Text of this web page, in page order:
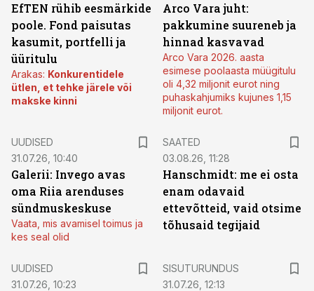
EfTEN rühib eesmärkide
poole. Fond paisutas
kasumit, portfelli ja
üüritulu
Arakas: Konkurentidele
ütlen, et tehke järele või
makske kinni
Arco Vara juht:
pakkumine suureneb ja
hinnad kasvavad
Arco Vara 2026. aasta
esimese poolaasta müügitulu
oli 4,32 miljonit eurot ning
puhaskahjumiks kujunes 1,15
miljonit eurot.
UUDISED
31.07.26, 10:40
Galerii: Invego avas
oma Riia arenduses
sündmuskeskuse
Vaata, mis avamisel toimus ja
kes seal olid
SAATED
03.08.26, 11:28
Hanschmidt: me ei osta
enam odavaid
ettevõtteid, vaid otsime
tõhusaid tegijaid
UUDISED
31.07.26, 10:23
SISUTURUNDUS
31.07.26, 12:13